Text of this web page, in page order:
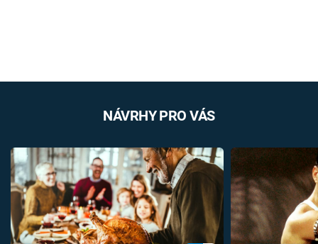
NÁVRHY PRO VÁS